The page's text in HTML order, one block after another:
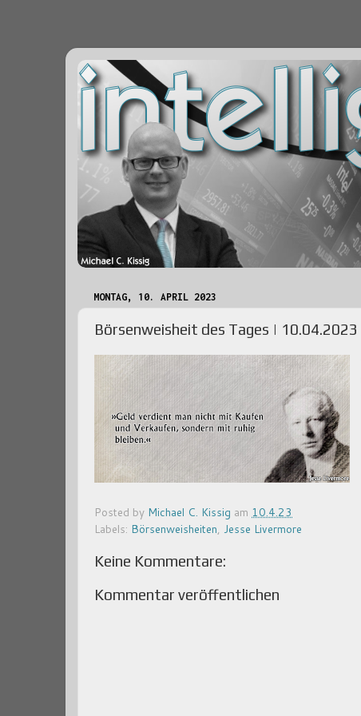
MONTAG, 10. APRIL 2023
Börsenweisheit des Tages | 10.04.2023
Posted by Michael C. Kissig am 10.4.23
Labels: Börsenweisheiten, Jesse Livermore
Keine Kommentare:
Kommentar veröffentlichen